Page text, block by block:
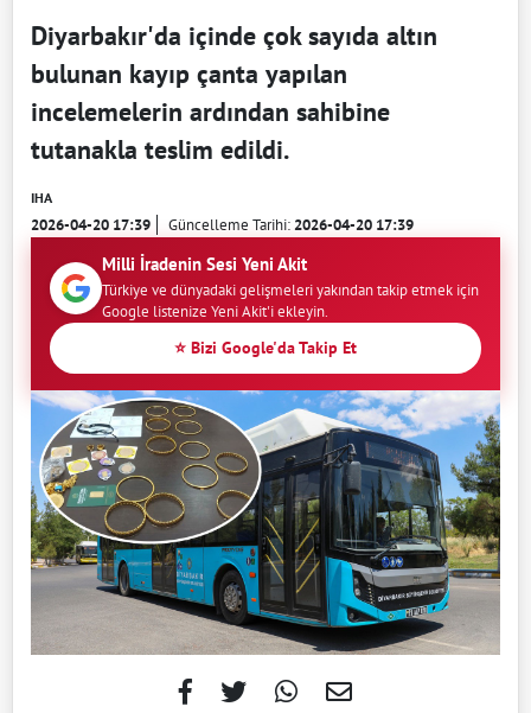
Diyarbakır'da içinde çok sayıda altın
bulunan kayıp çanta yapılan
incelemelerin ardından sahibine
tutanakla teslim edildi.
IHA
2026-04-20 17:39 Güncelleme Tarihi:2026-04-20 17:39
Milli İradenin Sesi Yeni Akit
Türkiye ve dünyadaki gelişmeleri yakından takip etmek için
Google listenize Yeni Akit'i ekleyin.
⭐ Bizi Google'da Takip Et